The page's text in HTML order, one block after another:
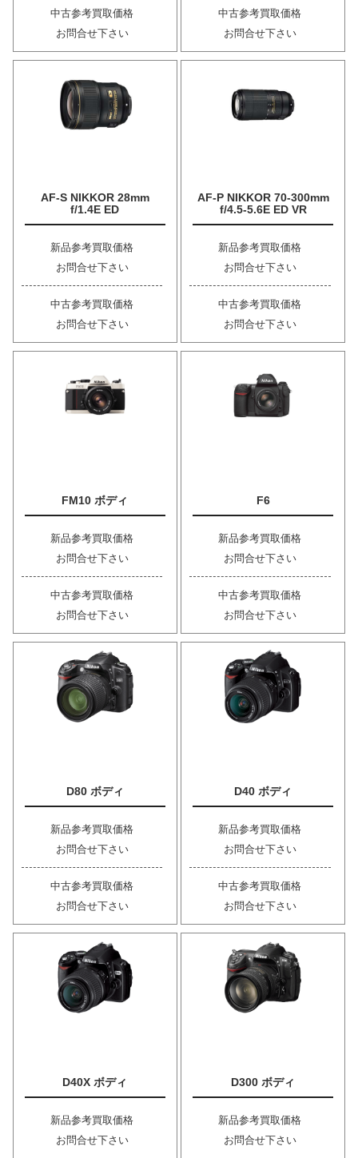
中古参考買取価格
お問合せ下さい
中古参考買取価格
お問合せ下さい
AF-S NIKKOR 28mm
f/1.4E ED
新品参考買取価格
お問合せ下さい
中古参考買取価格
お問合せ下さい
AF-P NIKKOR 70-300mm
f/4.5-5.6E ED VR
新品参考買取価格
お問合せ下さい
中古参考買取価格
お問合せ下さい
FM10 ボディ
新品参考買取価格
お問合せ下さい
中古参考買取価格
お問合せ下さい
F6
新品参考買取価格
お問合せ下さい
中古参考買取価格
お問合せ下さい
D80 ボディ
新品参考買取価格
お問合せ下さい
中古参考買取価格
お問合せ下さい
D40 ボディ
新品参考買取価格
お問合せ下さい
中古参考買取価格
お問合せ下さい
D40X ボディ
新品参考買取価格
お問合せ下さい
D300 ボディ
新品参考買取価格
お問合せ下さい